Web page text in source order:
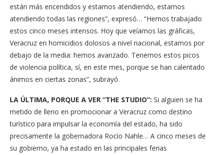
están más encendidos y estamos atendiendo, estamos
atendiendo todas las regiones”, expresó… “Hemos trabajado
estos cinco meses intensos. Hoy que veíamos las gráficas,
Veracruz en homicidios dolosos a nivel nacional, estamos por
debajo de la media: hemos avanzado. Tenemos estos picos
de violencia política, sí, en este mes, porque se han calentado
ánimos en ciertas zonas”, subrayó.
LA ÚLTIMA, PORQUE A VER “THE STUDIO”: Si alguien se ha
metido de lleno en promocionar a Veracruz como destino
turístico para impulsar la economía del estado, ha sido
precisamente la gobernadora Rocío Nahle… A cinco meses de
su gobierno, ya ha estado en las principales ferias